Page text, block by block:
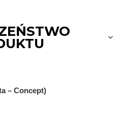
– Concept)